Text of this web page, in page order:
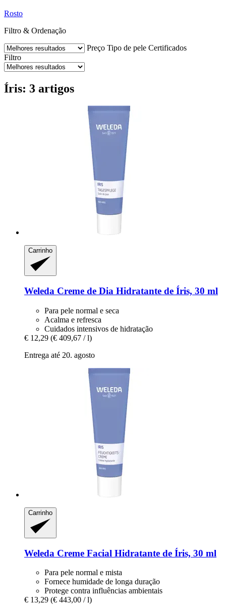
Rosto
Filtro & Ordenação
Preço Tipo de pele Certificados
Filtro
Íris: 3 artigos
Carrinho
Weleda Creme de Dia Hidratante de Íris, 30 ml
Para pele normal e seca
Acalma e refresca
Cuidados intensivos de hidratação
€ 12,29 (€ 409,67 / l)
Entrega até 20. agosto
Carrinho
Weleda Creme Facial Hidratante de Íris, 30 ml
Para pele normal e mista
Fornece humidade de longa duração
Protege contra influências ambientais
€ 13,29 (€ 443,00 / l)